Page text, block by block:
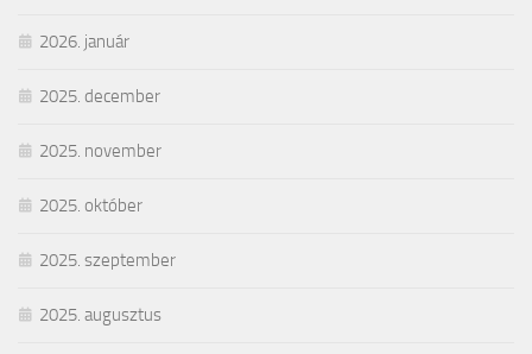
2026. január
2025. december
2025. november
2025. október
2025. szeptember
2025. augusztus